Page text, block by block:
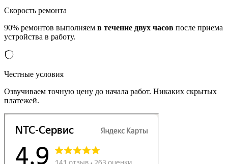
Скорость ремонта
90% ремонтов выполняем в течение двух часов после приема
устройства в работу.
Честные условия
Озвучиваем точную цену до начала работ. Никаких скрытых
платежей.